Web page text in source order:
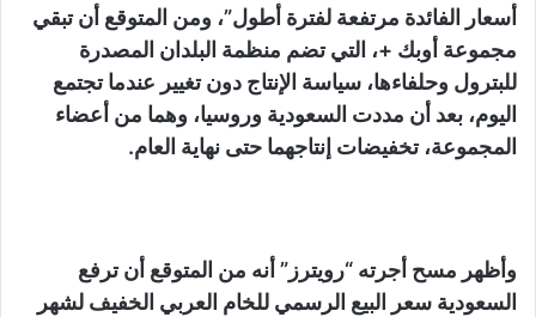
أسعار الفائدة مرتفعة لفترة أطول”، ومن المتوقع أن تبقي
مجموعة أوبك +، التي تضم منظمة البلدان المصدرة
للبترول وحلفاءها، سياسة الإنتاج دون تغيير عندما تجتمع
اليوم، بعد أن مددت السعودية وروسيا، وهما من أعضاء
المجموعة، تخفيضات إنتاجهما حتى نهاية العام.
وأظهر مسح أجرته “رويترز” أنه من المتوقع أن ترفع
السعودية سعر البيع الرسمي للخام العربي الخفيف لشهر